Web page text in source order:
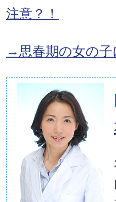
注意？！
→思春期の女の